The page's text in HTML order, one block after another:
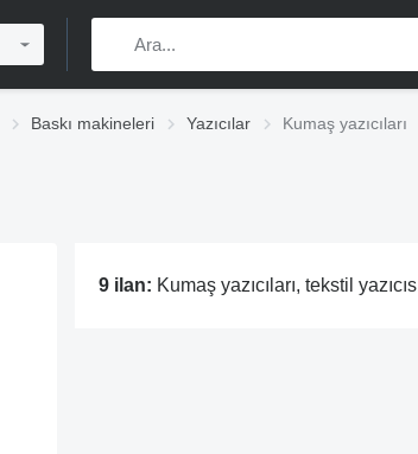
Baskı makineleri Yazıcılar Kumaş yazıcıları
9 ilan: Kumaş yazıcıları, tekstil yazıcısı, kumaş baskı makinesi, tekstil baskı makinesi